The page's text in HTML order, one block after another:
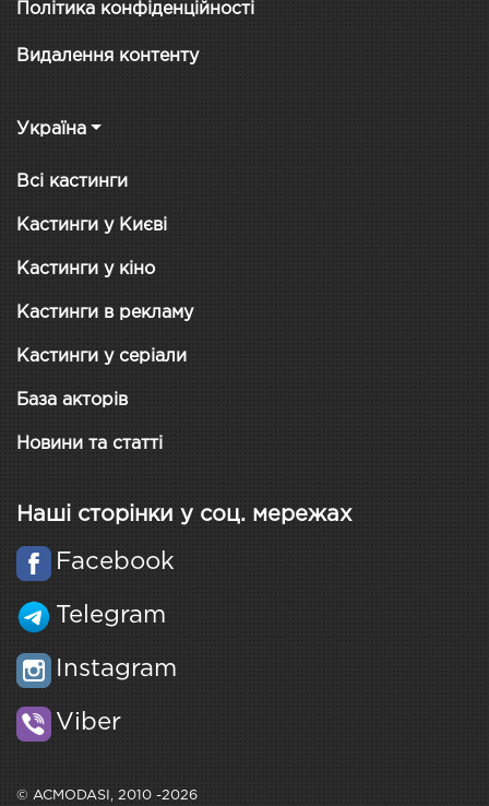
Політика конфіденційності
Видалення контенту
Україна
Всі кастинги
Кастинги у Києві
Кастинги у кіно
Кастинги в рекламу
Кастинги у серіали
База акторів
Новини та статті
Наші сторінки у соц. мережах
Facebook
Telegram
Instagram
Viber
© ACMODASI, 2010 -2026